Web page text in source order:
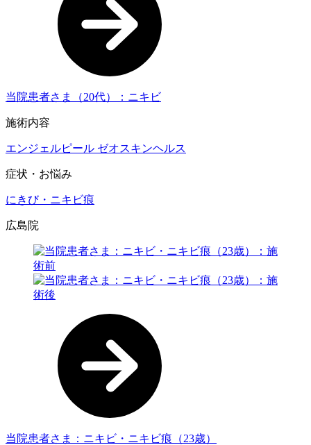
当院患者さま（20代）：ニキビ
施術内容
エンジェルピール ゼオスキンヘルス
症状・お悩み
にきび・ニキビ痕
広島院
当院患者さま：ニキビ・ニキビ痕（23歳）